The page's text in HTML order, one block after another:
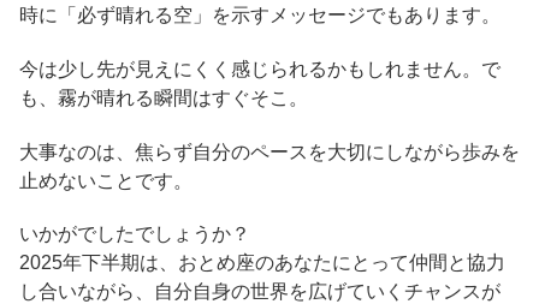
時に「必ず晴れる空」を示すメッセージでもあります。
今は少し先が見えにくく感じられるかもしれません。で
も、霧が晴れる瞬間はすぐそこ。
大事なのは、焦らず自分のペースを大切にしながら歩みを
止めないことです。
いかがでしたでしょうか？
2025年下半期は、おとめ座のあなたにとって仲間と協力
し合いながら、自分自身の世界を広げていくチャンスが